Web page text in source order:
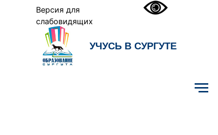
Версия для
слабовидящих
УЧУСЬ В СУРГУТЕ